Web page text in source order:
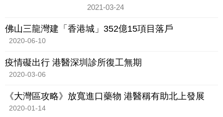
2021-03-24
佛山三龍灣建「香港城」352億15項目落戶
2020-06-10
疫情礙出行 港醫深圳診所復工無期
2020-03-06
《大灣區攻略》放寬進口藥物 港醫稱有助北上發展
2020-01-14